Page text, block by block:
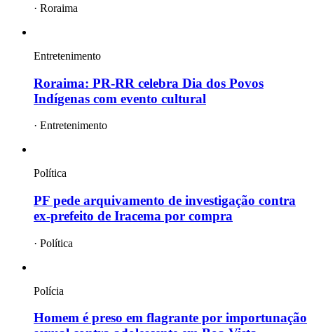
· Roraima
Entretenimento
Roraima: PR-RR celebra Dia dos Povos
Indígenas com evento cultural
· Entretenimento
Política
PF pede arquivamento de investigação contra
ex-prefeito de Iracema por compra
· Política
Polícia
Homem é preso em flagrante por importunação